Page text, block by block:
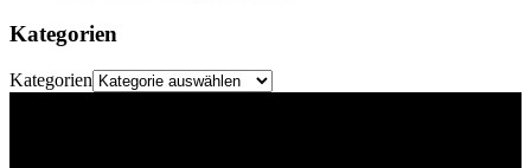
Kategorien
Kategorien